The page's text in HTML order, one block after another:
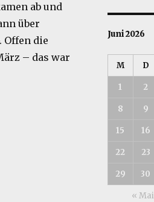
ab und
über
Offen die
– das war
Juni 2026
M D
1 2
8 9
15 16
22 23
29 30
« Mai